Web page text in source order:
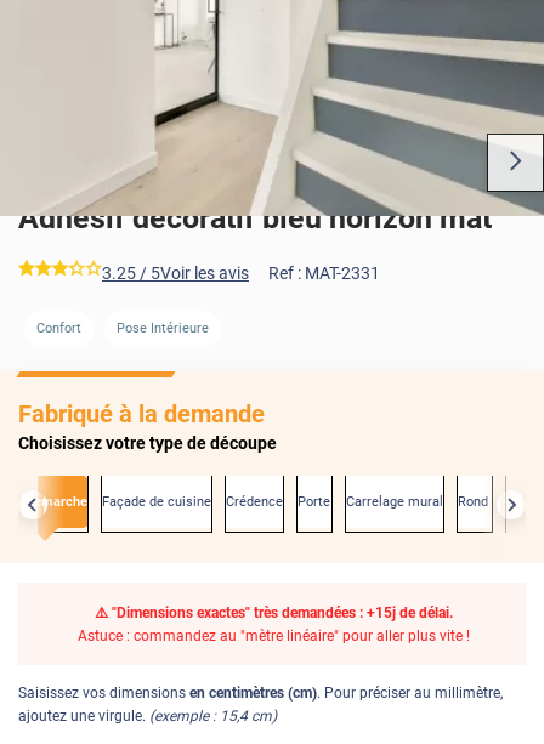
Adhésif décoratif bleu horizon mat
*****3.25 / 5Voir les avis Ref : MAT-2331
Confort Pose Intérieure
Fabriqué à la demande
Choisissez votre type de découpe
Contremarche Façade de cuisine Crédence Porte Carrelage mural Rond Arche
⚠️ "Dimensions exactes" très demandées : +15j de délai.
Astuce : commandez au "mètre linéaire" pour aller plus vite !
Saisissez vos dimensions en centimètres (cm). Pour préciser au millimètre,
ajoutez une virgule. (exemple : 15,4 cm)